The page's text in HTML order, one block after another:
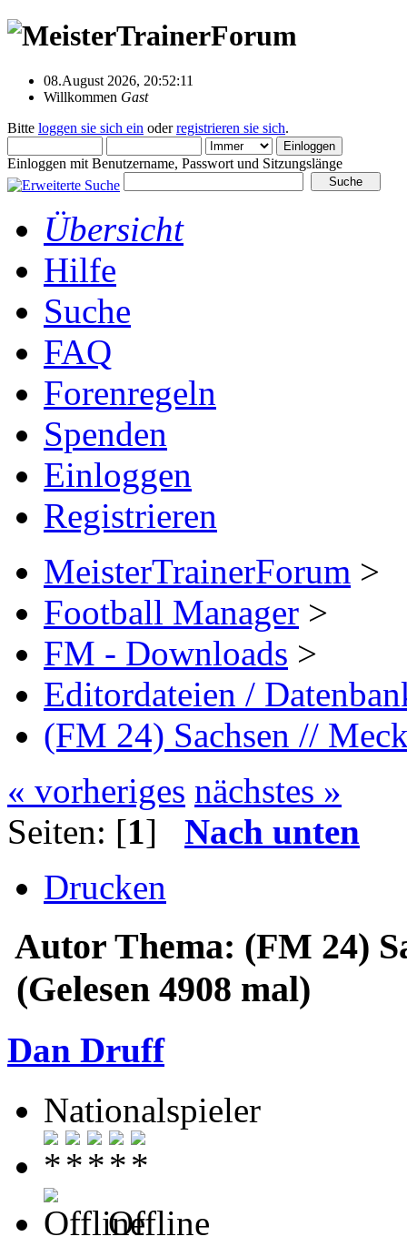
08.August 2026, 20:52:11
Willkommen Gast
Bitte loggen sie sich ein oderregistrieren sie sich.
Einloggen mit Benutzername, Passwort und Sitzungslänge
Übersicht
Hilfe
Suche
FAQ
Forenregeln
Spenden
Einloggen
Registrieren
MeisterTrainerForum >
Football Manager >
FM - Downloads >
Editordateien /
(FM 24) Sachsen //
« vorheriges nächstes »
Seiten: [1] Nach unten
Drucken
Autor Thema: (FM 24)
(Gelesen 4908 mal)
Dan Druff
Nationalspieler
Offline